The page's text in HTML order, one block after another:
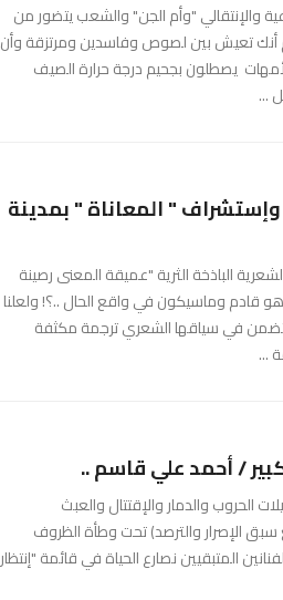
والإنتقالي "وأم الجن" والشعب يتضور من
أنك تعيش بين لصوص وفاسدين ومرتزقة وأن
يصطلون بجحيم درجة حرارة الصيف
...
" المعاناة " بمدينة
الباذخة الثرية "عميقة المعنى رصينة
قادم وماسيكون في واقع الحال ..؟! ولعلنا
في سياقها الشعري ترجمة مكثفة
...
الحروب والدمار والإقتتال والعبث
الإصرار والترصد) تحت وطأة الظروف
المتبقيين نصارع الحياة في قائمة "إنتظار